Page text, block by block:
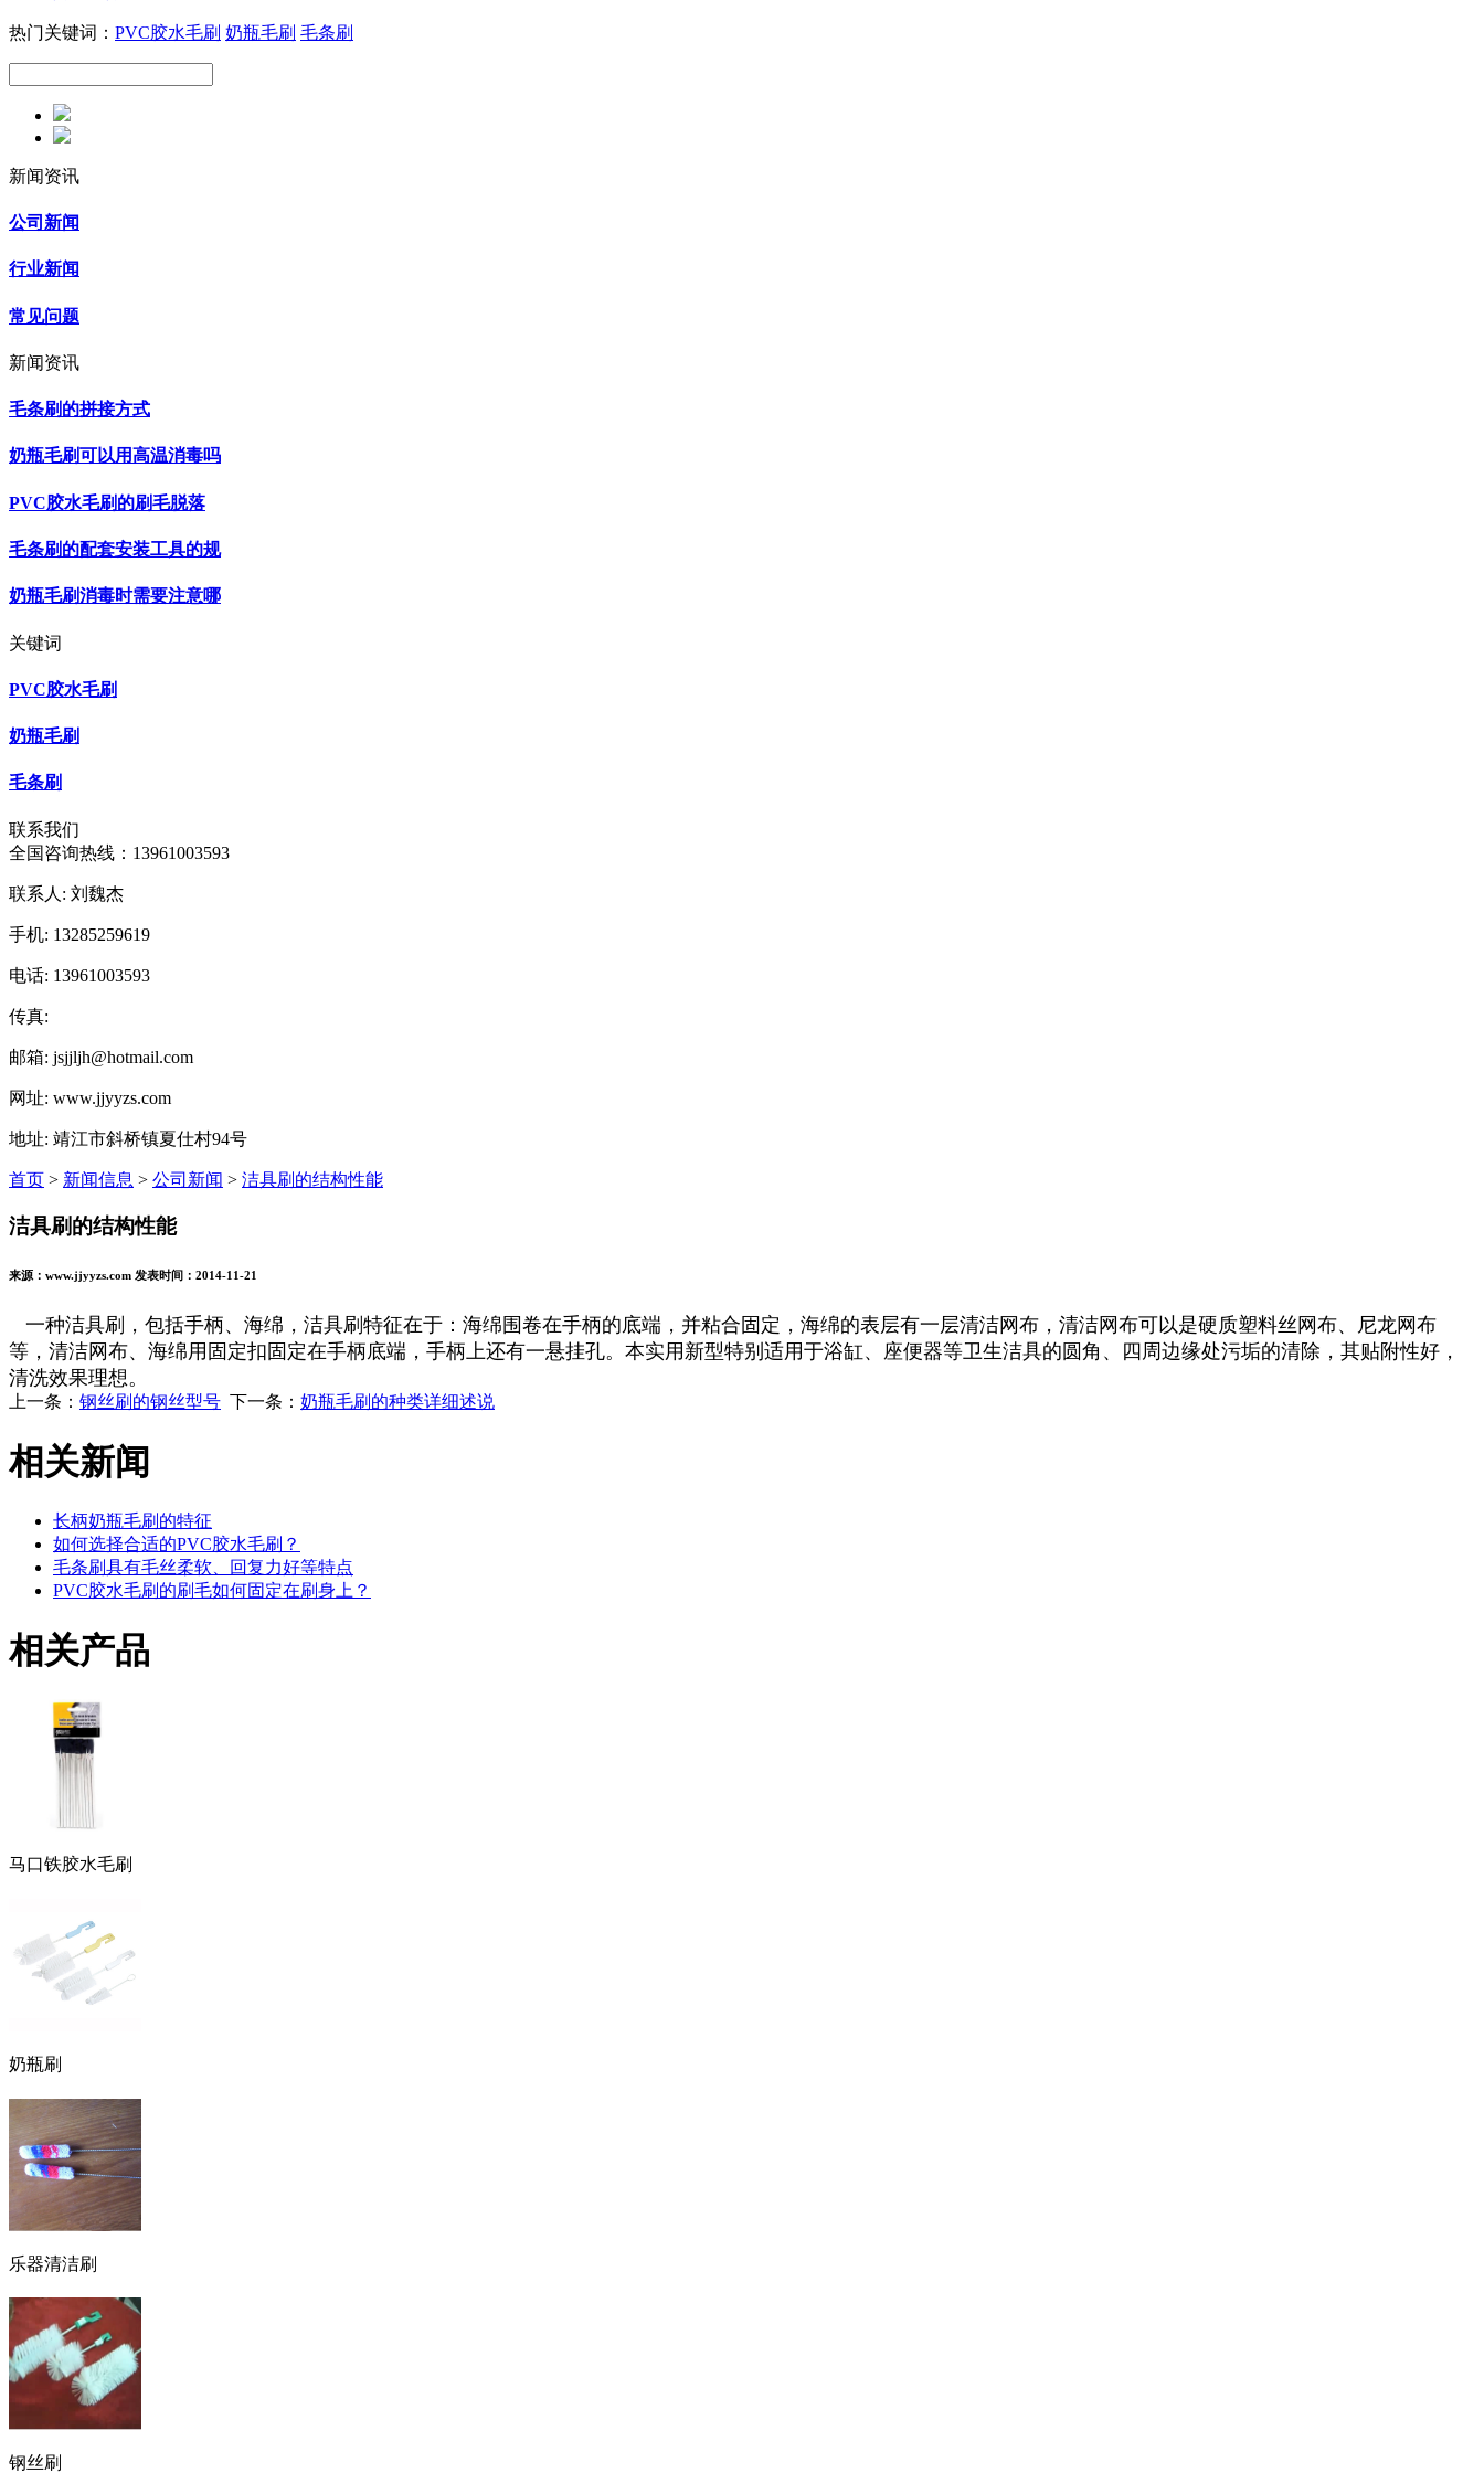
热门关键词： PVC胶水毛刷 奶瓶毛刷 毛条刷
新闻资讯
公司新闻
行业新闻
常见问题
新闻资讯
毛条刷的拼接方式
奶瓶毛刷可以用高温消毒吗
PVC胶水毛刷的刷毛脱落
毛条刷的配套安装工具的规
奶瓶毛刷消毒时需要注意哪
关键词
PVC胶水毛刷
奶瓶毛刷
毛条刷
联系我们
全国咨询热线： 13961003593
联系人: 刘魏杰
手机: 13285259619
电话: 13961003593
传真:
邮箱: jsjjljh@hotmail.com
网址: www.jjyyzs.com
地址: 靖江市斜桥镇夏仕村94号
首页 > 新闻信息 > 公司新闻 > 洁具刷的结构性能
洁具刷的结构性能
来源：www.jjyyzs.com 发表时间：2014-11-21
一种洁具刷，包括手柄、海绵， 洁具刷 特征在于：海绵围卷在手柄的底端，并粘合固定，海绵的表层有一层清洁网布，清洁网布可以是硬质塑料丝网布、尼龙网布
等，清洁网布、海绵用固定扣固定在手柄底端，手柄上还有一悬挂孔。本实用新型特别适用于浴缸、座便器等卫生洁具的圆角、四周边缘处污垢的清除，其贴附性好，
清洗效果理想。
上一条： 钢丝刷的钢丝型号 下一条： 奶瓶毛刷的种类详细述说
相关新闻
长柄奶瓶毛刷的特征
如何选择合适的PVC胶水毛刷？
毛条刷具有毛丝柔软、回复力好等特点
PVC胶水毛刷的刷毛如何固定在刷身上？
相关产品
马口铁胶水毛刷
奶瓶刷
乐器清洁刷
钢丝刷